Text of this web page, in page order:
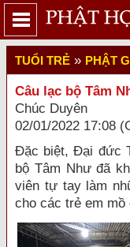
TUỔI TRẺ » PHẬT
Câu lạc bộ Tâm
Chúc Duyên
02/01/2022 17:08
Đặc biệt, Đại đức
bộ Tâm Như đã
viên tự tay làm
cho các trẻ em mồ